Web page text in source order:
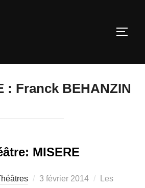
: Franck BEHANZIN
MISERE
3 février 2014
Les